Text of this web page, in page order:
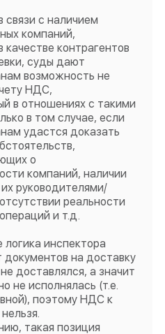
связи с наличием
компаний,
контрагентов
суды дают
возможность не
НДС,
в отношениях с такими
в том случае, если
удастся доказать
о
компаний, наличии
руководителями/
реальности
и т.д.
инспектора
документов на доставку
доставлялся, а значит
не исполнялась (т.е.
поэтому НДС к
такая позиция